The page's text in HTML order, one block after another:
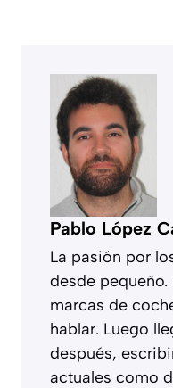
Pablo López
La pasión por
desde
marcas de
hablar. Luego
después,
actuales como